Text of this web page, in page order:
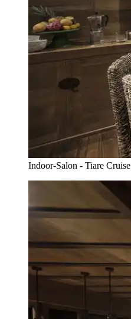
Indoor-Salon - Tiare Cruise